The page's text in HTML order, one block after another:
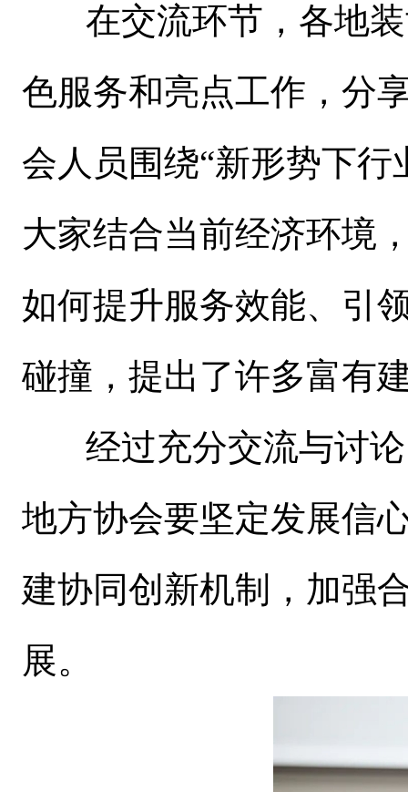
在交流环节，各地
色服务和亮点工作， 分
会人员围绕“新形势下行
大家结合当前经济环境
如何提升服务效能、引
碰撞，提出了许多富有
经过充分交流与讨
地方协会要坚定发展信
建协同创新机制，加强
展。